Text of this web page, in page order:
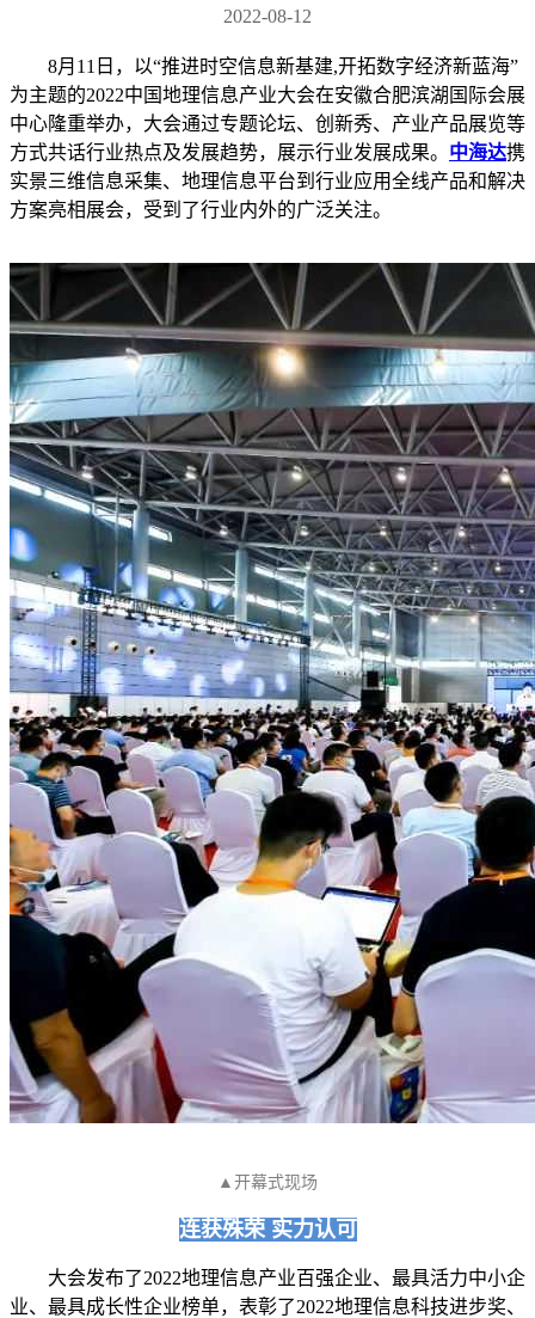
2022-08-12
8月11日，以“推进时空信息新基建,开拓数字经济新蓝海”
为主题的2022中国地理信息产业大会在安徽合肥滨湖国际会展
中心隆重举办，大会通过专题论坛、创新秀、产业产品展览等
方式共话行业热点及发展趋势，展示行业发展成果。 中海达携
实景三维信息采集、地理信息平台到行业应用全线产品和解决
方案亮相展会，受到了行业内外的广泛关注。
▲开幕式现场
连获殊荣 实力认可
大会发布了2022地理信息产业百强企业、最具活力中小企
业、最具成长性企业榜单，表彰了2022地理信息科技进步奖、